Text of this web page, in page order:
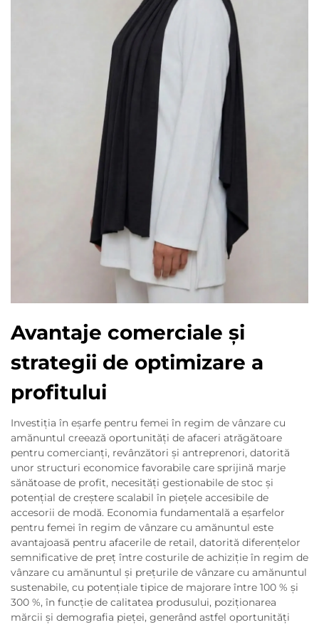
Avantaje comerciale și
strategii de optimizare a
profitului
Investiția în eșarfe pentru femei în regim de vânzare cu
amănuntul creează oportunități de afaceri atrăgătoare
pentru comercianți, revânzători și antreprenori, datorită
unor structuri economice favorabile care sprijină marje
sănătoase de profit, necesități gestionabile de stoc și
potențial de creștere scalabil în piețele accesibile de
accesorii de modă. Economia fundamentală a eșarfelor
pentru femei în regim de vânzare cu amănuntul este
avantajoasă pentru afacerile de retail, datorită diferențelor
semnificative de preț între costurile de achiziție în regim de
vânzare cu amănuntul și prețurile de vânzare cu amănuntul
sustenabile, cu potențiale tipice de majorare între 100 % și
300 %, în funcție de calitatea produsului, poziționarea
mărcii și demografia pieței, generând astfel oportunități